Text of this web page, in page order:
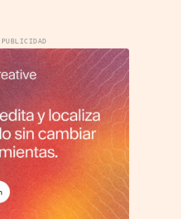
PUBLICIDAD